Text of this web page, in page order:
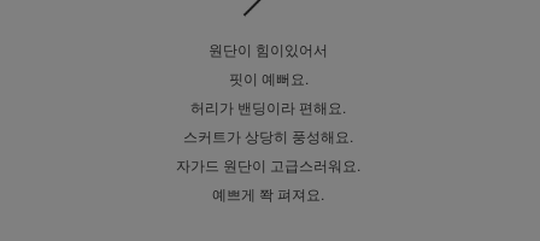
원단이 힘이있어서
핏이 예뻐요.
허리가 밴딩이라 편해요.
스커트가 상당히 풍성해요.
자가드 원단이 고급스러워요.
예쁘게 쫙 펴져요.